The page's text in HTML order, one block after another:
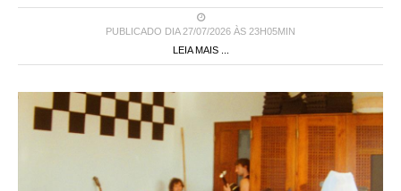
PUBLICADO DIA 27/07/2026 ÀS 23H05MIN
LEIA MAIS ...